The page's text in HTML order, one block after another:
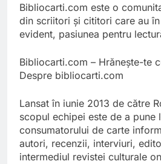
cu
6 Ani
Bibliocarti.com este o
din scriitori și cititori care au
evident, pasiunea pentru
Bibliocarti.com – Hrănește-te
Despre bibliocarti.com
Lansat în iunie 2013 de către
scopul echipei este de a pune
consumatorului de carte
autori, recenzii, interviuri,
intermediul revistei culturale